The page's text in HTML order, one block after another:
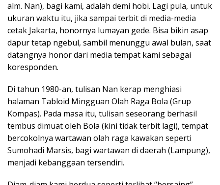
alm. Nan), bagi kami, adalah demi hobi. Lagi pula, untuk
ukuran waktu itu, jika sampai terbit di media-media
cetak Jakarta, honornya lumayan gede. Bisa bikin asap
dapur tetap ngebul, sambil menunggu awal bulan, saat
datangnya honor dari media tempat kami sebagai
koresponden.
Di tahun 1980-an, tulisan Nan kerap menghiasi
halaman Tabloid Mingguan Olah Raga Bola (Grup
Kompas). Pada masa itu, tulisan seseorang berhasil
tembus dimuat oleh Bola (kini tidak terbit lagi), tempat
bercokolnya wartawan olah raga kawakan seperti
Sumohadi Marsis, bagi wartawan di daerah (Lampung),
menjadi kebanggaan tersendiri.